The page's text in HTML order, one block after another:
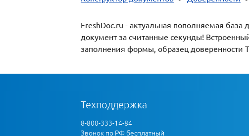
FreshDoc.ru - актуальная пополняемая
документ за считанные секунды!
заполнения формы, образец доверенности
Техподдержка
8-800-333-14-84
Звонок по РФ бесплатный